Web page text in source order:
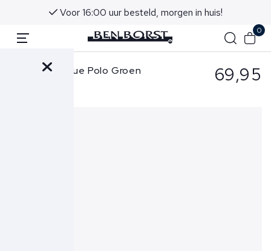
Voor 16:00 uur besteld, morgen in huis!
0
Butcher of Blue Polo Groen 69,95